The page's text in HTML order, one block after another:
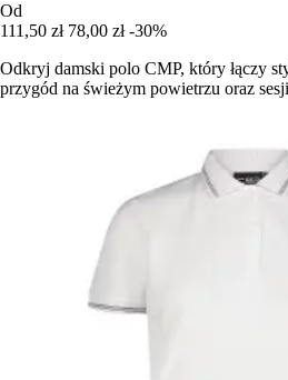
Od
111,50 zł 78,00 zł -30%
Odkryj damski polo CMP, który łączy
przygód na świeżym powietrzu oraz